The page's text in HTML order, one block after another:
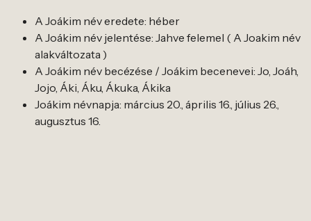
A Joákim név eredete: héber
A Joákim név jelentése: Jahve felemel ( A Joakim név
alakváltozata )
A Joákim név becézése / Joákim becenevei: Jo, Joáh,
Jojo, Áki, Áku, Ákuka, Ákika
Joákim névnapja: március 20., április 16., július 26.,
augusztus 16.